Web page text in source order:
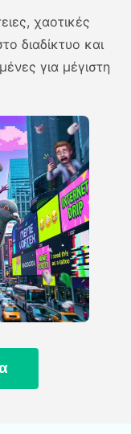
χαοτικές
διαδίκτυο και
για μέγιστη